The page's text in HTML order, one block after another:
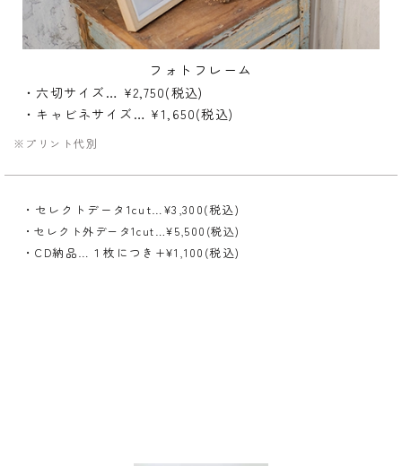
フォトフレーム
・六切サイズ… ¥2,750(税込)
・キャビネサイズ… ¥1,650(税込)
※プリント代別
・セレクトデータ1cut…¥3,300(税込)
・セレクト外データ1cut…¥5,500(税込)
・CD納品…１枚につき+¥1,100(税込)